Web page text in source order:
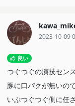
2023-10-09
良い
つぐつぐの演技セン
豚に口パクが無いの
いぶつぐつぐ側に任